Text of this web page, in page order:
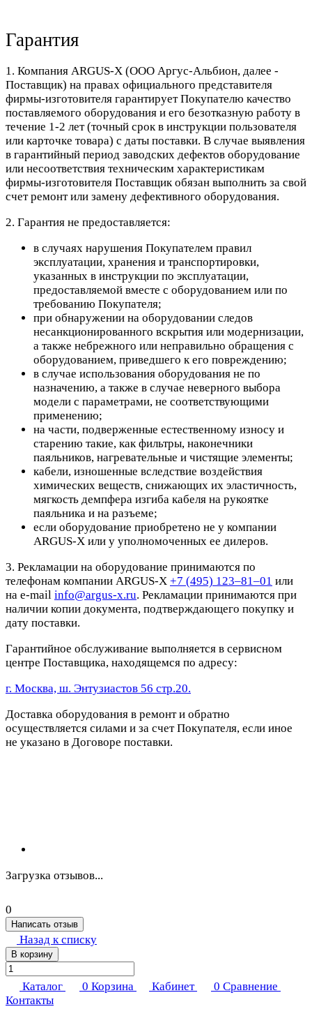
Гарантия
1. Компания ARGUS-X (ООО Аргус-Альбион, далее -
Поставщик) на правах официального представителя
фирмы-изготовителя гарантирует Покупателю качество
поставляемого оборудования и его безотказную работу в
течение 1-2 лет (точный срок в инструкции пользователя
или карточке товара) с даты поставки. В случае выявления
в гарантийный период заводских дефектов оборудование
или несоответствия техническим характеристикам
фирмы-изготовителя Поставщик обязан выполнить за свой
счет ремонт или замену дефективного оборудования.
2. Гарантия не предоставляется:
в случаях нарушения Покупателем правил
эксплуатации, хранения и транспортировки,
указанных в инструкции по эксплуатации,
предоставляемой вместе с оборудованием или по
требованию Покупателя;
при обнаружении на оборудовании следов
несанкционированного вскрытия или модернизации,
а также небрежного или неправильно обращения с
оборудованием, приведшего к его повреждению;
в случае использования оборудования не по
назначению, а также в случае неверного выбора
модели с параметрами, не соответствующими
применению;
на части, подверженные естественному износу и
старению такие, как фильтры, наконечники
паяльников, нагревательные и чистящие элементы;
кабели, изношенные вследствие воздействия
химических веществ, снижающих их эластичность,
мягкость демпфера изгиба кабеля на рукоятке
паяльника и на разъеме;
если оборудование приобретено не у компании
ARGUS-X или у уполномоченных ее дилеров.
3. Рекламации на оборудование принимаются по
телефонам компании ARGUS-X +7 (495) 123–81–01 или
на e-mail info@argus-x.ru. Рекламации принимаются при
наличии копии документа, подтверждающего покупку и
дату поставки.
Гарантийное обслуживание выполняется в сервисном
центре Поставщика, находящемся по адресу:
г. Москва, ш. Энтузиастов 56 стр.20.
Доставка оборудования в ремонт и обратно
осуществляется силами и за счет Покупателя, если иное
не указано в Договоре поставки.
Загрузка отзывов...
0
Написать отзыв
Назад к списку
В корзину
Каталог 0 Корзина Кабинет 0 Сравнение
Контакты